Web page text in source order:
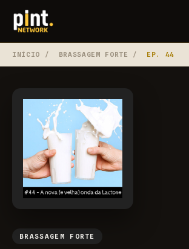
INÍCIO / BRASSAGEM FORTE / EP. 44
BRASSAGEM FORTE